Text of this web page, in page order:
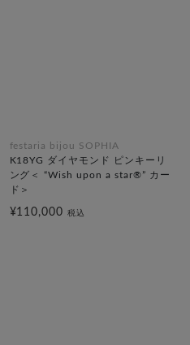
festaria bijou SOPHIA
K18YG ダイヤモンド ピンキーリ
ング＜ “Wish upon a star®” カー
ド＞
¥110,000税込